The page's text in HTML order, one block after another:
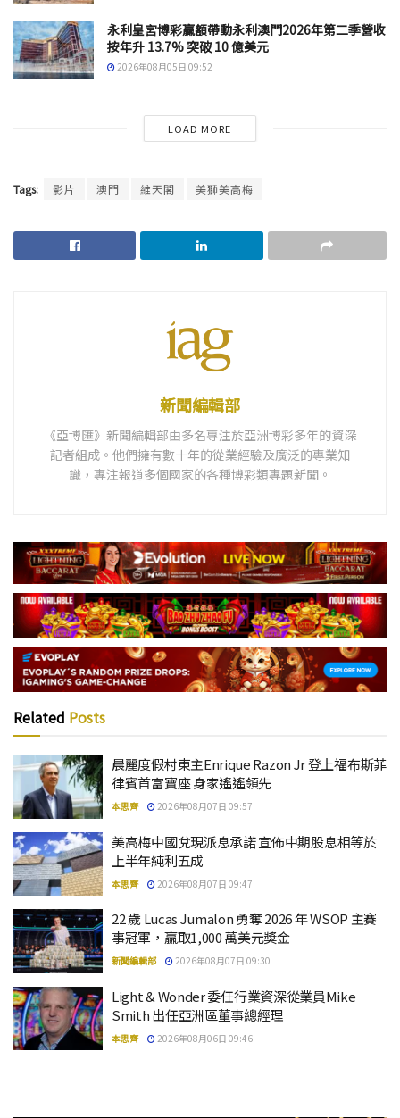
永利皇宮博彩贏額帶動永利澳門2026年第二季營收
按年升 13.7% 突破 10 億美元
2026年08月05日 09:52
LOAD MORE
Tags: 影片 澳門 維天閣 美獅美高梅
新聞編輯部
《亞博匯》新聞編輯部由多名專注於亞洲博彩多年的資深
記者組成。他們擁有數十年的從業經驗及廣泛的專業知
識，專注報道多個國家的各種博彩類專題新聞。
Related Posts
晨麗度假村東主Enrique Razon Jr 登上福布斯菲
律賓首富寶座 身家遙遙領先
本思齊 2026年08月07日 09:57
美高梅中國兌現派息承諾 宣佈中期股息相等於
上半年純利五成
本思齊 2026年08月07日 09:47
22 歲 Lucas Jumalon 勇奪 2026 年 WSOP 主賽
事冠軍，贏取1,000 萬美元獎金
新聞編輯部 2026年08月07日 09:30
Light & Wonder 委任行業資深從業員Mike
Smith 出任亞洲區董事總經理
本思齊 2026年08月06日 09:46